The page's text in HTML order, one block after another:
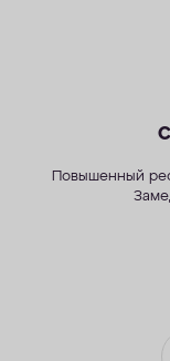
Повышенный